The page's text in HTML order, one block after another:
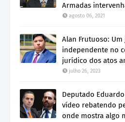
Armadas
agosto 06, 2021
Alan Frutuoso:
independente no
jurídico dos atos
julho 26, 2023
Deputado
vídeo rebatendo
onde mostra algo